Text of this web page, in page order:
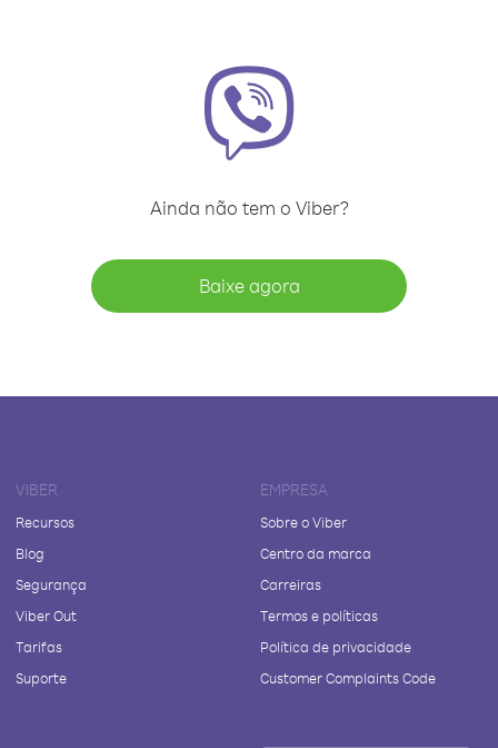
Ainda não tem o Viber?
Baixe agora
VIBER
Recursos
Blog
Segurança
Viber Out
Tarifas
Suporte
EMPRESA
Sobre o Viber
Centro da marca
Carreiras
Termos e políticas
Política de privacidade
Customer Complaints Code